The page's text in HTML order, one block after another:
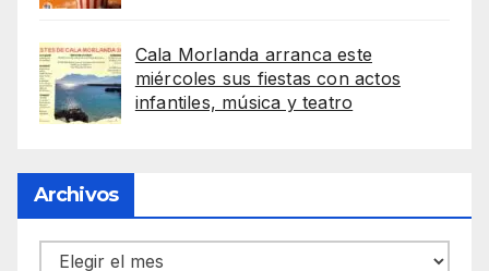
Cala Morlanda arranca este
miércoles sus fiestas con actos
infantiles, música y teatro
Archivos
Archivos